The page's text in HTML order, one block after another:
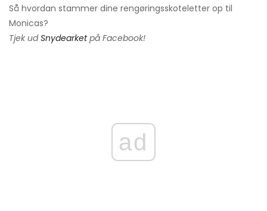
Så hvordan stammer dine rengøringsskoteletter op til
Monicas?
Tjek udSnydearketpå Facebook!
ad